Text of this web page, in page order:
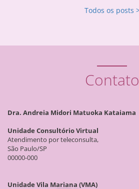
Todos os posts
Contato
Dra. Andreia Midori Matuoka Kataiama
Unidade Consultório Virtual
Atendimento por teleconsulta,
São Paulo/SP
00000-000
Unidade Vila Mariana (VMA)